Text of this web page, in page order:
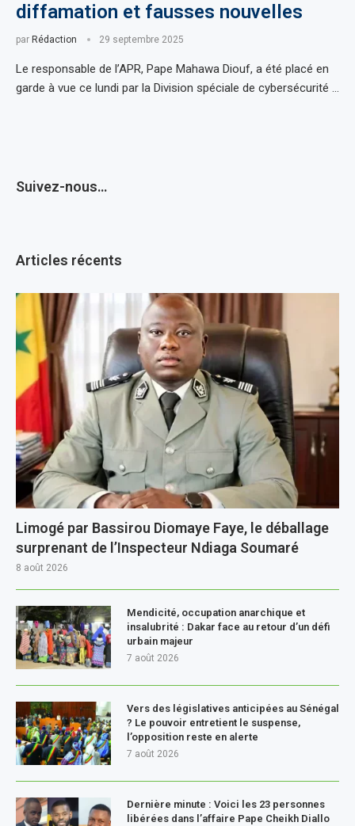
diffamation et fausses nouvelles
par Rédaction 29 septembre 2025
Le responsable de l’APR, Pape Mahawa Diouf, a été placé en
garde à vue ce lundi par la Division spéciale de cybersécurité …
Suivez-nous…
Articles récents
Limogé par Bassirou Diomaye Faye, le déballage
surprenant de l’Inspecteur Ndiaga Soumaré
8 août 2026
Mendicité, occupation anarchique et
insalubrité : Dakar face au retour d’un défi
urbain majeur
7 août 2026
Vers des législatives anticipées au Sénégal
? Le pouvoir entretient le suspense,
l’opposition reste en alerte
7 août 2026
Dernière minute : Voici les 23 personnes
libérées dans l’affaire Pape Cheikh Diallo